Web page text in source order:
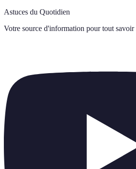
Astuces du Quotidien
Votre source d'information pour tout savoir